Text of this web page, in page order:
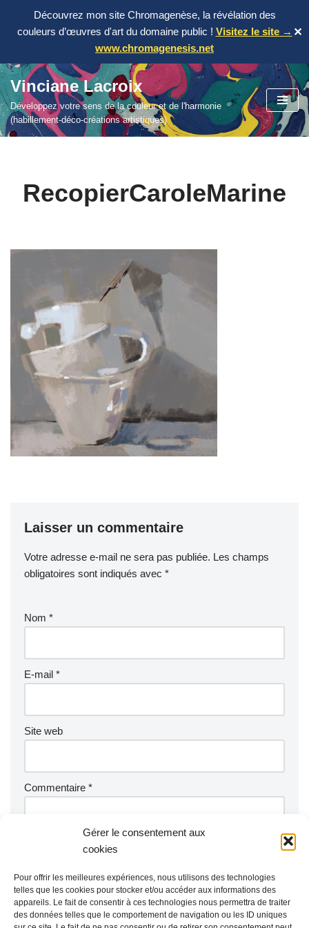
Gérer le consentement aux
cookies
Pour offrir les meilleures expériences, nous utilisons des technologies
telles que les cookies pour stocker et/ou accéder aux informations des
appareils. Le fait de consentir à ces technologies nous permettra de traiter
des données telles que le comportement de navigation ou les ID uniques
Découvrez mon site Chromagenèse, la révélation des
couleurs d’œuvres d'art du domaine public ! Visitez le site →
www.chromagenesis.net
✕
Aller
au
contenu
Vinciane Lacroix
Développez votre sens de la couleur et de l'harmonie
(habillement-déco-créations artistiques)
RecopierCaroleMarine
Laisser un commentaire
Votre adresse e-mail ne sera pas publiée. Les champs
obligatoires sont indiqués avec *
Nom *
E-mail *
Site web
Commentaire *